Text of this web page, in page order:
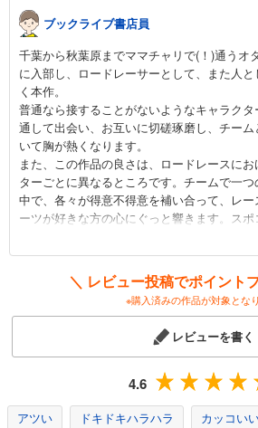
あらすじを表示する
649円 (税込)
あらすじを表示する
弱虫ペダル 45
649円 (税込)
弱虫ペダル 46
円 (税込)
ブックライブ書店員
千葉から秋葉原までママチャリで(！)通うオ
に入部し、ロードレーサーとして、また人
く本作。
普通なら接することがないようなキャラク
通して出会い、お互いに切磋琢磨し、チー
いて胸が熱くなります。
また、この作品の良さは、ロードレースに
ターごとに異なるところです。チームで一つ
中で、各々が得意不得意を補い合って、レ
ーツが好きな方の心にぐっと響きます。ス
そしてロードバイクが欲しくなります。ロ
くなること請け合いです。
＼ レビュー投稿でポイント
※購入済みの作品が対象とな
レビューを書く
4.6
アツい ドキドキハラハラ カッコい